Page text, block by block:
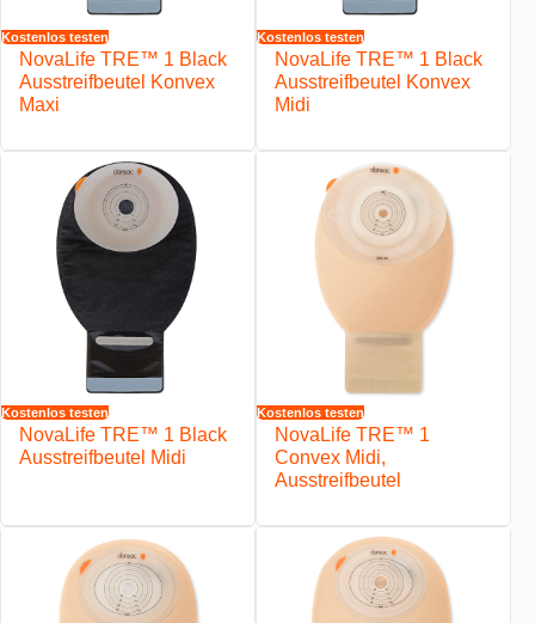
Kostenlos testen
NovaLife TRE™ 1 Black
Ausstreifbeutel Konvex
Maxi
Kostenlos testen
NovaLife TRE™ 1 Black
Ausstreifbeutel Konvex
Midi
Kostenlos testen
NovaLife TRE™ 1 Black
Ausstreifbeutel Midi
Kostenlos testen
NovaLife TRE™ 1
Convex Midi,
Ausstreifbeutel